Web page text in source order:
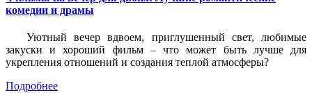
комедии и драмы
Уютный вечер вдвоем, приглушенный свет, любимые
закуски и хороший фильм – что может быть лучше для
укрепления отношений и создания теплой атмосферы?
Подробнее